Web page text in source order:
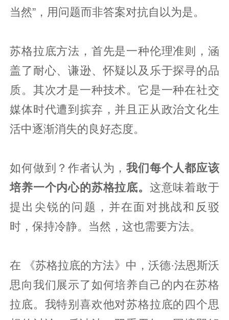
当然”，用问题而非答案对抗自以为是。
苏格拉底方法，首先是一种伦理准则，涵
盖了耐心、谦逊、怀疑以及乐于探寻的品
质。其次才是一种技术。它是一种在社交
媒体时代遭到摈弃，并且正从政治文化生
活中逐渐消失的良好态度。
如何做到？作者认为，我们每个人都应该
培养一个内心的苏格拉底。 这意味着敢于
提出尖锐的问题，并在面对挑战和反驳
时，保持冷静。当然，这也需要方法。
在 《苏格拉底的方法》 中，沃德·法恩斯沃
思向我们展示了如何培养自己的内在苏格
拉底。 我特别喜欢他对苏格拉底的四个思